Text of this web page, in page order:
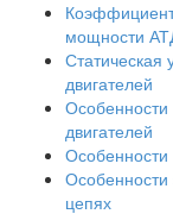
мощности
Статическая
двигателей
Особенности
двигателей
Особенности
цепях